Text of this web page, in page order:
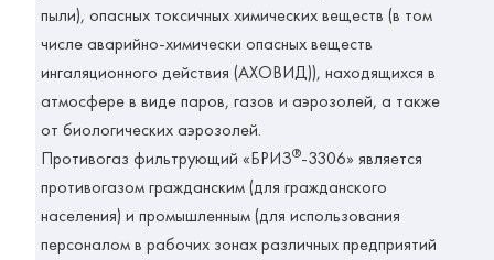
пыли), опасных токсичных химических веществ (в том
числе аварийно-химически опасных веществ
ингаляционного действия (АХОВИД)), находящихся в
атмосфере в виде паров, газов и аэрозолей, а также
от биологических аэрозолей.
Противогаз фильтрующий «БРИЗ®-3306» является
противогазом гражданским (для гражданского
населения) и промышленным (для использования
персоналом в рабочих зонах различных предприятий